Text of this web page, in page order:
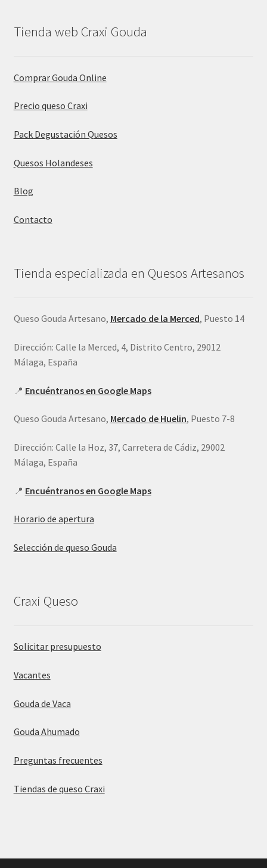
Tienda web Craxi Gouda
Comprar Gouda Online
Precio queso Craxi
Pack Degustación Quesos
Quesos Holandeses
Blog
Contacto
Tienda especializada en Quesos Artesanos
Queso Gouda Artesano, Mercado de la Merced, Puesto 14
Dirección: Calle la Merced, 4, Distrito Centro, 29012
Málaga, España
📍 Encuéntranos en Google Maps
Queso Gouda Artesano, Mercado de Huelin, Puesto 7-8
Dirección: Calle la Hoz, 37, Carretera de Cádiz, 29002
Málaga, España
📍 Encuéntranos en Google Maps
Horario de apertura
Selección de queso Gouda
Craxi Queso
Solicitar presupuesto
Vacantes
Gouda de Vaca
Gouda Ahumado
Preguntas frecuentes
Tiendas de queso Craxi